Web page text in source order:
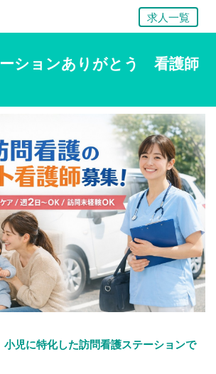
求人一覧
ションありがとう 看護師
小児に特化した訪問看護ステーションで